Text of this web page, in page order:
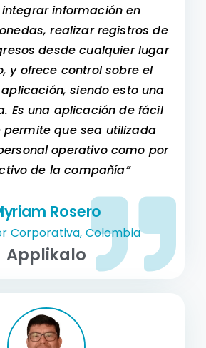
información en
realizar registros de
desde cualquier lugar
y ofrece control sobre el
siendo esto una
Es una aplicación de fácil
permite que sea utilizada
operativo como por
de la compañía”
Rosero
Corporativa, Colombia
Applikalo